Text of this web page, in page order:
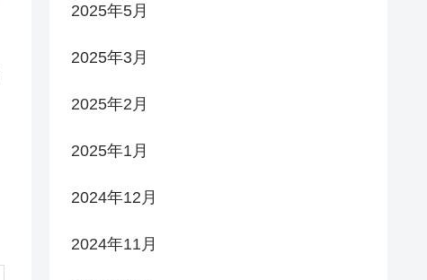
2025年5月
2025年3月
2025年2月
2025年1月
2024年12月
2024年11月